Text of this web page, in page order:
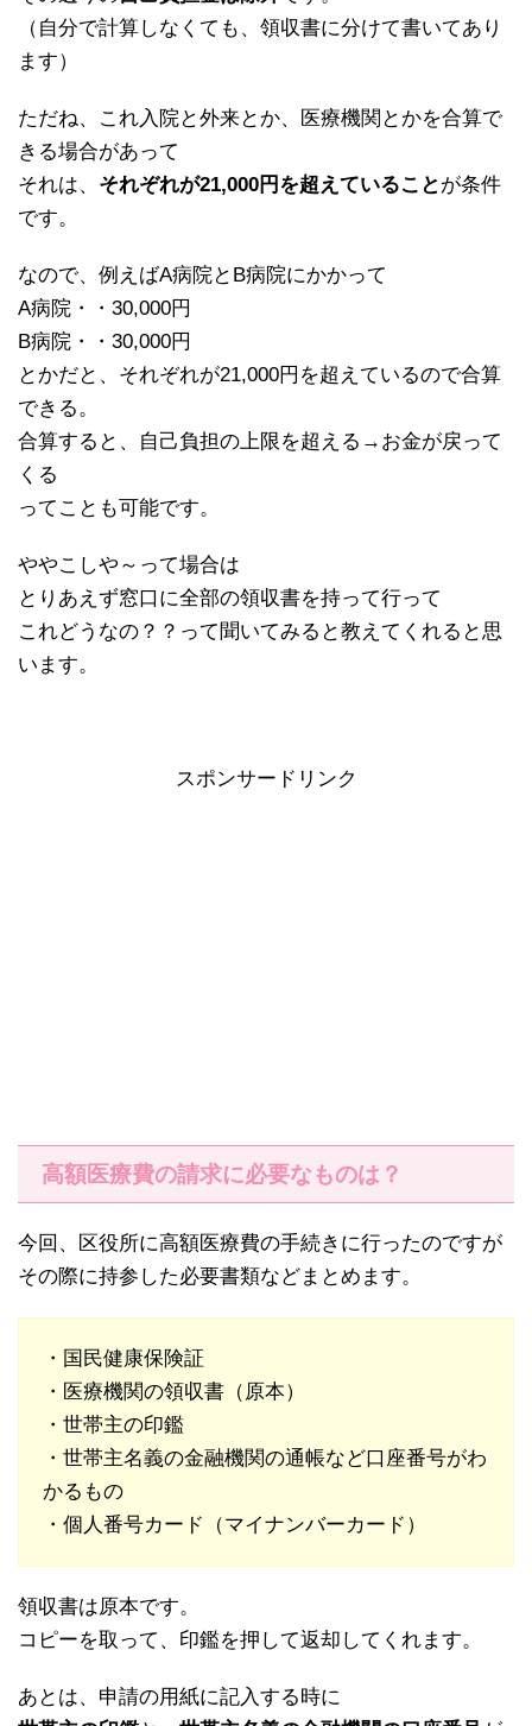
（自分で計算しなくても、領収書に分けて書いてあり
ます）
ただね、これ入院と外来とか、医療機関とかを合算で
きる場合があって
それは、 それぞれが21,000円を超えていることが条件
です。
なので、例えばA病院とB病院にかかって
A病院・・30,000円
B病院・・30,000円
とかだと、それぞれが21,000円を超えているので合算
できる。
合算すると、自己負担の上限を超える→お金が戻って
くる
ってことも可能です。
ややこしや～って場合は
とりあえず窓口に全部の領収書を持って行って
これどうなの？？って聞いてみると教えてくれると思
います。
スポンサードリンク
高額医療費の請求に必要なものは？
今回、区役所に高額医療費の手続きに行ったのですが
その際に持参した必要書類などまとめます。
・国民健康保険証
・医療機関の領収書（原本）
・世帯主の印鑑
・世帯主名義の金融機関の通帳など口座番号がわ
かるもの
・個人番号カード（マイナンバーカード）
領収書は原本です。
コピーを取って、印鑑を押して返却してくれます。
あとは、申請の用紙に記入する時に